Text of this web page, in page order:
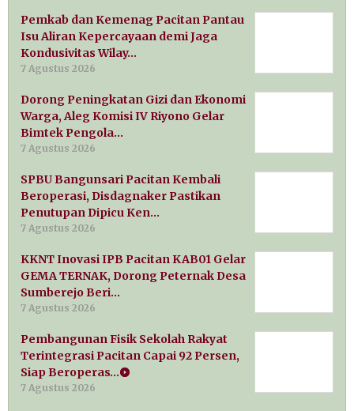
Pemkab dan Kemenag Pacitan Pantau
Isu Aliran Kepercayaan demi Jaga
Kondusivitas Wilay…
7 Agustus 2026
Dorong Peningkatan Gizi dan Ekonomi
Warga, Aleg Komisi IV Riyono Gelar
Bimtek Pengola…
7 Agustus 2026
SPBU Bangunsari Pacitan Kembali
Beroperasi, Disdagnaker Pastikan
Penutupan Dipicu Ken…
7 Agustus 2026
KKNT Inovasi IPB Pacitan KAB01 Gelar
GEMA TERNAK, Dorong Peternak Desa
Sumberejo Beri…
7 Agustus 2026
Pembangunan Fisik Sekolah Rakyat
Terintegrasi Pacitan Capai 92 Persen,
Siap Beroperas…
7 Agustus 2026